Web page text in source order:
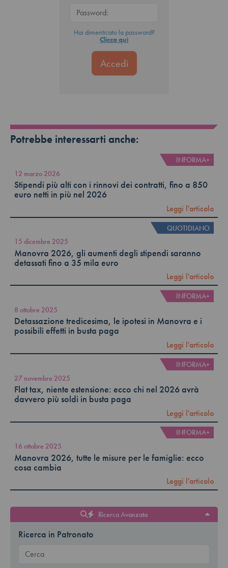
Hai dimenticato la password?
Clicca qui
Potrebbe interessarti anche:
INFORMA+
12 marzo 2026
Stipendi più alti con i rinnovi dei contratti, fino a 850
euro netti in più nel 2026
Leggi l'articolo
QUOTIDIANO
15 dicembre 2025
Manovra 2026, gli aumenti degli stipendi saranno
detassati fino a 35 mila euro
Leggi l'articolo
INFORMA+
8 ottobre 2025
Detassazione tredicesima, le ipotesi in Manovra e i
possibili effetti in busta paga
Leggi l'articolo
INFORMA+
27 novembre 2025
Flat tax, niente estensione: ecco chi nel 2026 avrà
davvero più soldi in busta paga
Leggi l'articolo
INFORMA+
16 ottobre 2025
Manovra 2026, tutte le misure per le famiglie: ecco
cosa cambia
Leggi l'articolo
Ricerca Avanzata
Ricerca in Patronato